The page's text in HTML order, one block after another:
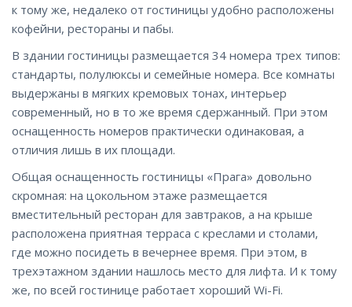
к тому же, недалеко от гостиницы удобно расположены
кофейни, рестораны и пабы.
В здании гостиницы размещается 34 номера трех типов:
стандарты, полулюксы и семейные номера. Все комнаты
выдержаны в мягких кремовых тонах, интерьер
современный, но в то же время сдержанный. При этом
оснащенность номеров практически одинаковая, а
отличия лишь в их площади.
Общая оснащенность гостиницы «Прага» довольно
скромная: на цокольном этаже размещается
вместительный ресторан для завтраков, а на крыше
расположена приятная терраса с креслами и столами,
где можно посидеть в вечернее время. При этом, в
трехэтажном здании нашлось место для лифта. И к тому
же, по всей гостинице работает хороший Wi-Fi.